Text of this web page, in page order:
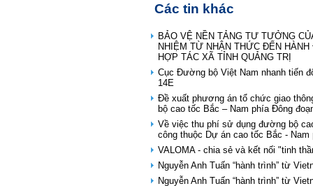
Các tin khác
BẢO VỆ NỀN TẢNG TƯ TƯỞNG
NHIỆM TỪ NHẬN THỨC ĐẾN
HỢP TÁC XÃ TỈNH QUẢNG TRỊ
Cục Đường bộ Việt Nam nhanh tiến
14E
Đề xuất phương án tổ chức giao
bộ cao tốc Bắc – Nam phía Đông
Về việc thu phí sử dụng đường bộ
công thuộc Dự án cao tốc Bắc -
VALOMA - chia sẻ và kết nối "tinh
Nguyễn Anh Tuấn “hành trình” từ
Nguyễn Anh Tuấn “hành trình” từ